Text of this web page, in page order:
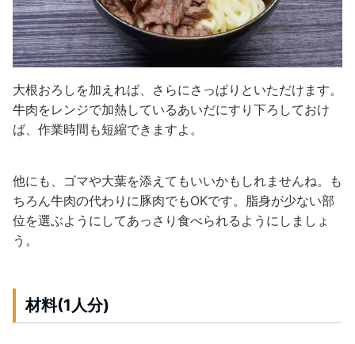
大根おろしを加えれば、さらにさっぱりといただけます。
牛肉をレンジで加熱しているあいだにすり下ろしておけ
ば、作業時間も短縮できますよ。
他にも、ゴマや大葉を添えてもいいかもしれませんね。も
ちろん牛肉の代わりに豚肉でもOKです。脂身が少ない部
位を選ぶようにしてあっさり食べられるようにしましょ
う。
材料(1人分)